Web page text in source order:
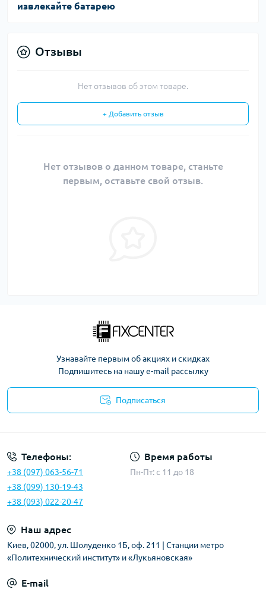
извлекайте батарею
Отзывы
Нет отзывов об этом товаре.
+ Добавить отзыв
Нет отзывов о данном товаре, станьте
первым, оставьте свой отзыв.
Узнавайте первым об акциях и скидках
Подпишитесь на нашу e-mail рассылку
Подписаться
Телефоны:
+38 (097) 063-56-71
+38 (099) 130-19-43
+38 (093) 022-20-47
Время работы
Пн-Пт: c 11 до 18
Наш адрес
Киев, 02000, ул. Шолуденко 1Б, оф. 211 | Станции метро
«Политехнический институт» и «Лукьяновская»
E-mail